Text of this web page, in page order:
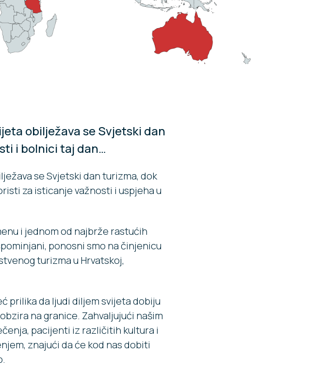
obilježava se Svjetski dan
i bolnici taj dan…
se Svjetski dan turizma, dok
za isticanje važnosti i uspjeha u
i jednom od najbrže rastućih
ponosni smo na činjenicu
turizma u Hrvatskoj,
prilika da ljudi diljem svijeta dobiju
na granice. Zahvaljujući našim
pacijenti iz različitih kultura i
znajući da će kod nas dobiti